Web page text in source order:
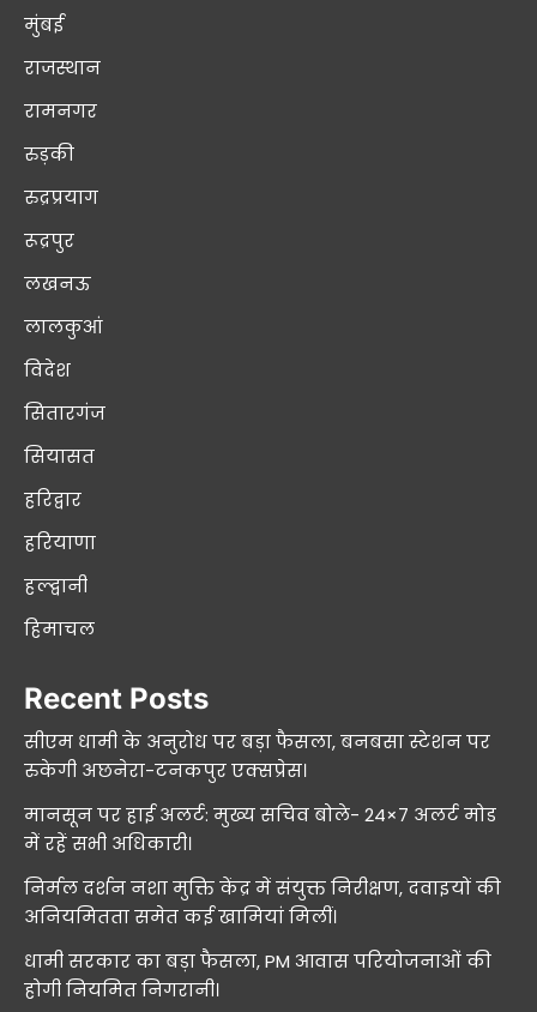
मुंबई
राजस्थान
रामनगर
रुड़की
रुद्रप्रयाग
रूद्रपुर
लखनऊ
लालकुआं
विदेश
सितारगंज
सियासत
हरिद्वार
हरियाणा
हल्द्वानी
हिमाचल
Recent Posts
सीएम धामी के अनुरोध पर बड़ा फैसला, बनबसा स्टेशन पर
रुकेगी अछनेरा-टनकपुर एक्सप्रेस।
मानसून पर हाई अलर्ट: मुख्य सचिव बोले- 24×7 अलर्ट मोड
में रहें सभी अधिकारी।
निर्मल दर्शन नशा मुक्ति केंद्र में संयुक्त निरीक्षण, दवाइयों की
अनियमितता समेत कई खामियां मिलीं।
धामी सरकार का बड़ा फैसला, PM आवास परियोजनाओं की
होगी नियमित निगरानी।